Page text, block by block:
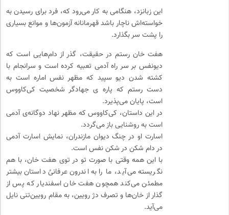
این زبانزد، هنگامی به کار می‌رود که، فرد برای رسیدن به
خواسته‌اش ناچار باشد قهرمانانه آزمون‌ها و موانع بسیاری
را پشت سر بگذارد.
هفت خان رستم در حقیقت، گذر از دام‌هایی است که
دیونفس بر سر راه آدمی تعبیه کرده است و سرانجام با
کشته شدن دیو سپید که مظهر نفس اماره است به
دست رستم که پاره ی جهادگر شخصیت کی‌کاووس
است، پایان می‌پذیرد.
در این داستان، کی‌کاووس که مظهر نهاد دوگانه‌ی آدمی
است به روشنایی باز می‌گردد.
اسارت او در چنگ دیوان مازندران، نمایش اسارت آدمی
در دام شکن در شکن نفس است.
با این همه وقتی با صورت تو در توی هفت خان، با هم
نگریسته می‌آید، ما را به اندرون عرفانیٌ داستان بیشتر
مطمئن می‌کند همچون هفت خان اسفندیار که پس از
گذار از خان‌ها و تصرف دژ رویین، به مقام رویین‌تنی نایل
می‌آید.